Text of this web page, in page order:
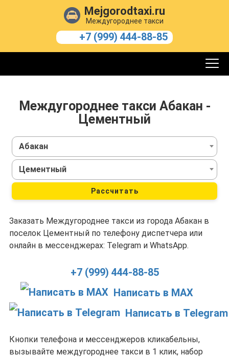
Mejgorodtaxi.ru
Междугороднее такси
+7 (999) 444-88-85
Междугороднее такси Абакан -
Цементный
Абакан
Цементный
Рассчитать
Заказать Междугороднее такси из города Абакан в
поселок Цементный по телефону диспетчера или
онлайн в мессенджерах: Telegram и WhatsApp.
+7 (999) 444-88-85
Написать в MAX
Написать в Telegram
Кнопки телефона и мессенджеров кликабельны,
вызывайте междугороднее такси в 1 клик, набор